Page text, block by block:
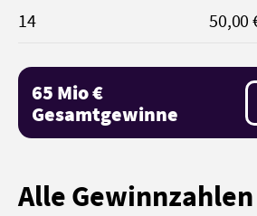
14
50,00
65 Mio €
Gesamtgewinne
Alle